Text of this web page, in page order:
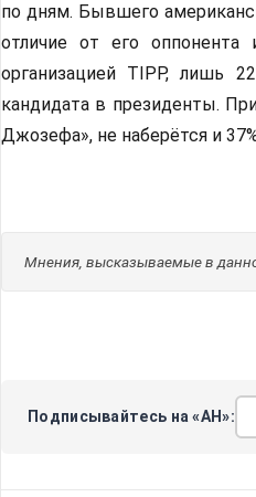
по дням. Бывшего
отличие от его оппонента
организацией TIPP, лишь
кандидата в президенты.
Джозефа», не наберётся и
Мнения, высказываемые в
Подписывайтесь на «АН»: